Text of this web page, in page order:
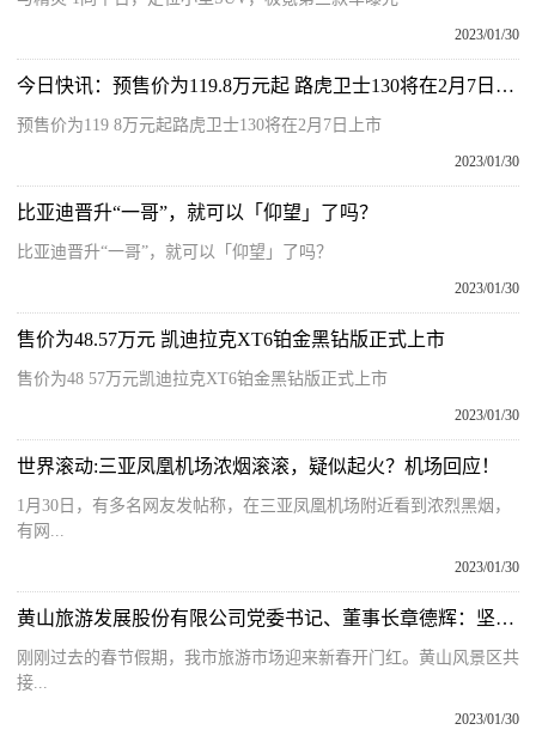
2023/01/30
今日快讯：预售价为119.8万元起 路虎卫士130将在2月7日上市
预售价为119 8万元起路虎卫士130将在2月7日上市
2023/01/30
比亚迪晋升“一哥”，就可以「仰望」了吗？
比亚迪晋升“一哥”，就可以「仰望」了吗？
2023/01/30
售价为48.57万元 凯迪拉克XT6铂金黑钻版正式上市
售价为48 57万元凯迪拉克XT6铂金黑钻版正式上市
2023/01/30
世界滚动:三亚凤凰机场浓烟滚滚，疑似起火？机场回应！
1月30日，有多名网友发帖称，在三亚凤凰机场附近看到浓烈黑烟，
有网...
2023/01/30
黄山旅游发展股份有限公司党委书记、董事长章德辉：坚定信心，打好文旅市场复苏振兴翻身仗
刚刚过去的春节假期，我市旅游市场迎来新春开门红。黄山风景区共
接...
2023/01/30